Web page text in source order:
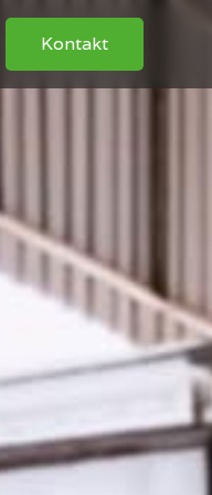
Kontakt